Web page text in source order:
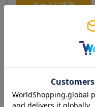
カートに追加
人気No.